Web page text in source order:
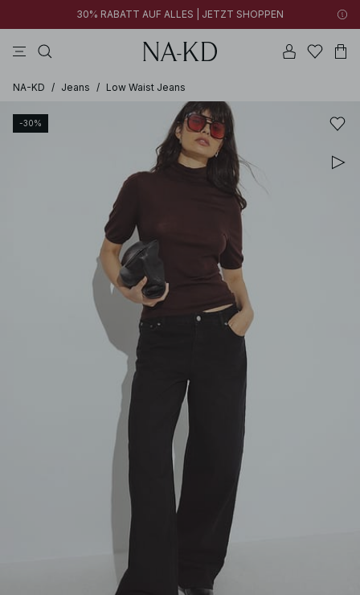
30% RABATT AUF ALLES | JETZT SHOPPEN
NA-KD / Jeans / Low Waist Jeans
-30%